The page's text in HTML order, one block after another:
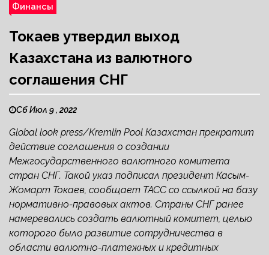
Финансы
Токаев утвердил выход
Казахстана из валютного
соглашения СНГ
Сб Июл 9 , 2022
Global look press/Kremlin Pool Казахстан прекратит
действие соглашения о создании
Межгосударственного валютного комитета
стран СНГ. Такой указ подписал президент Касым-
Жомарт Токаев, сообщает ТАСС со ссылкой на базу
нормативно-правовых актов. Страны СНГ ранее
намеревались создать валютный комитет, целью
которого было развитие сотрудничества в
области валютно-платежных и кредитных